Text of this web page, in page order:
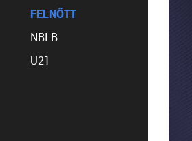
FELNŐTT
NBI B
U21